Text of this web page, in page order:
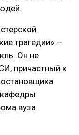
трагедии» —
Он не
причастный к
кафедры
вуза